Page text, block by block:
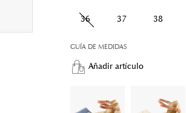
36 37 38
GUÍA DE MEDIDAS
Añadir artículo